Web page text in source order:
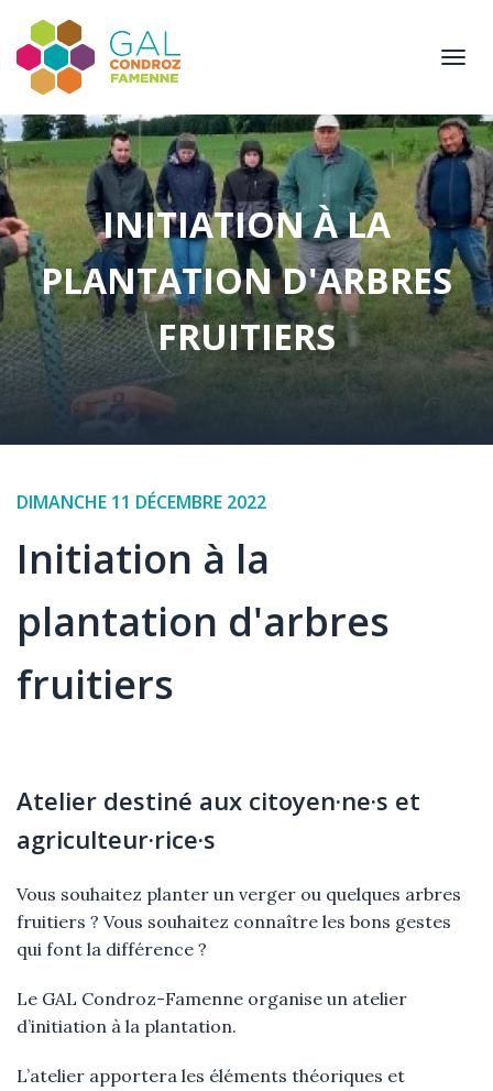
contenu
principal
INITIATION À LA
PLANTATION D'ARBRES
FRUITIERS
Date
l'événement
DIMANCHE 11 DÉCEMBRE 2022
Initiation à la
plantation d'arbres
fruitiers
Élément
Texte
Atelier destiné aux citoyen·ne·s et
agriculteur·rice·s
Vous souhaitez planter un verger ou quelques arbres
fruitiers ? Vous souhaitez connaître les bons gestes
qui font la différence ?
Le GAL Condroz-Famenne organise un atelier
d’initiation à la plantation.
L’atelier apportera les éléments théoriques et